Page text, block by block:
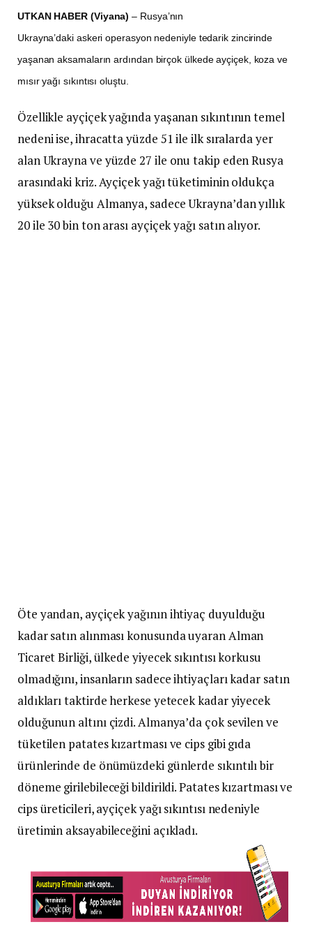
UTKAN HABER (Viyana)– Rusya’nın
Ukrayna’daki askeri operasyon nedeniyle tedarik zincirinde
yaşanan aksamaların ardından birçok ülkede ayçiçek, koza ve
mısır yağı sıkıntısı oluştu.
Özellikle ayçiçek yağında yaşanan sıkıntının temel
nedeni ise, ihracatta yüzde 51 ile ilk sıralarda yer
alan Ukrayna ve yüzde 27 ile onu takip eden Rusya
arasındaki kriz. Ayçiçek yağı tüketiminin oldukça
yüksek olduğu Almanya, sadece Ukrayna’dan yıllık
20 ile 30 bin ton arası ayçiçek yağı satın alıyor.
Öte yandan, ayçiçek yağının ihtiyaç duyulduğu
kadar satın alınması konusunda uyaran Alman
Ticaret Birliği, ülkede yiyecek sıkıntısı korkusu
olmadığını, insanların sadece ihtiyaçları kadar satın
aldıkları taktirde herkese yetecek kadar yiyecek
olduğunun altını çizdi. Almanya’da çok sevilen ve
tüketilen patates kızartması ve cips gibi gıda
ürünlerinde de önümüzdeki günlerde sıkıntılı bir
döneme girilebileceği bildirildi. Patates kızartması ve
cips üreticileri, ayçiçek yağı sıkıntısı nedeniyle
üretimin aksayabileceğini açıkladı.